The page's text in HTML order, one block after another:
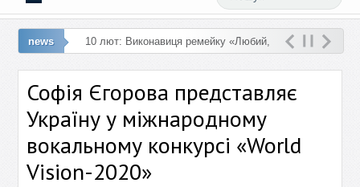
news 10 лют: Виконавиця ремейку «Любий,
«Замок з піску»
Софія Єгорова представляє
Україну у міжнародному
вокальному конкурсі «World
Vision-2020»